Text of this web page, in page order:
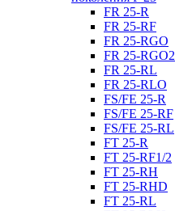
FR 25-R
FR 25-RF
FR 25-RGO
FR 25-RGO2
FR 25-RL
FR 25-RLO
FS/FE 25-R
FS/FE 25-RF
FS/FE 25-RL
FT 25-R
FT 25-RF1/2
FT 25-RH
FT 25-RHD
FT 25-RL